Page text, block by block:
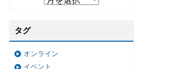
タグ
オンライン
イベント